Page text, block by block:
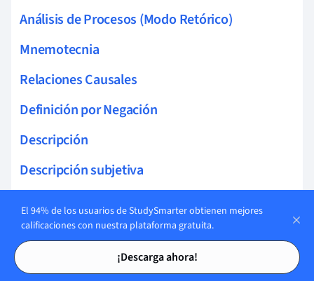
Tarjetas de estudio
Tarjetas de estudio
Análisis de Procesos (Modo Retórico)
Mnemotecnia
Relaciones Causales
Definición por Negación
Descripción
Descripción subjetiva
Descripción espacial
Descripción Visual
El 94% de los usuarios de StudySmarter obtienen mejores
calificaciones con nuestra plataforma gratuita.
¡Descarga ahora!